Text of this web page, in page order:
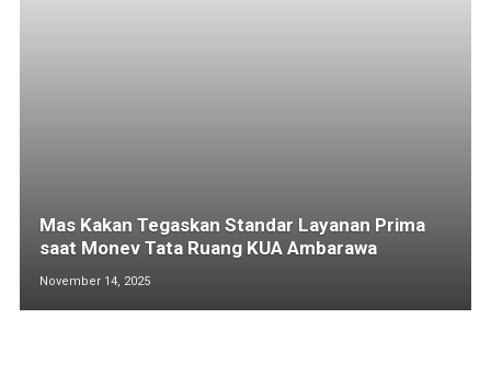
Mas Kakan Tegaskan Standar Layanan Prima
saat Monev Tata Ruang KUA Ambarawa
November 14, 2025